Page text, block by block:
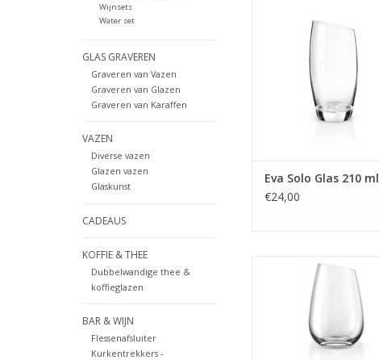
Wijnsets
Water set
GLAS GRAVEREN
Graveren van Vazen
Graveren van Glazen
Graveren van Karaffen
VAZEN
Diverse vazen
Glazen vazen
Glaskunst
CADEAUS
KOFFIE & THEE
Dubbelwandige thee &
koffieglazen
BAR & WIJN
Flessenafsluiter
Kurkentrekkers -
Eva Solo Glas 210 ml
€24,00
Glas 480 ml
MEER INFO